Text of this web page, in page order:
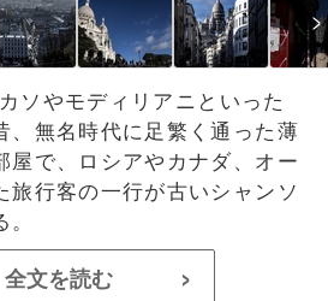
ソやモディリアニといった
、無名時代に足繁く通った薄
屋で、ロシアやカナダ、オー
旅行客の一行が古いシャンソ
全文を読む >